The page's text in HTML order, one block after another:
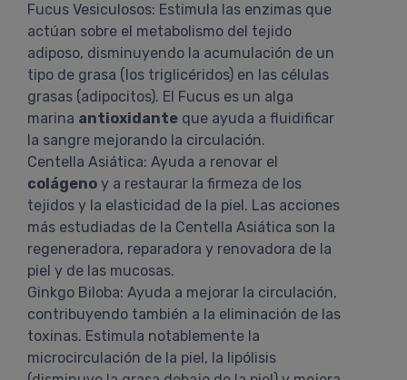
Fucus Vesiculosos: Estimula las enzimas que
actúan sobre el metabolismo del tejido
adiposo, disminuyendo la acumulación de un
tipo de grasa (los triglicéridos) en las células
grasas (adipocitos). El Fucus es un alga
marina antioxidante que ayuda a fluidificar
la sangre mejorando la circulación.
Centella Asiática: Ayuda a renovar el
colágeno y a restaurar la firmeza de los
tejidos y la elasticidad de la piel. Las acciones
más estudiadas de la Centella Asiática son la
regeneradora, reparadora y renovadora de la
piel y de las mucosas.
Ginkgo Biloba: Ayuda a mejorar la circulación,
contribuyendo también a la eliminación de las
toxinas. Estimula notablemente la
microcirculación de la piel, la lipólisis